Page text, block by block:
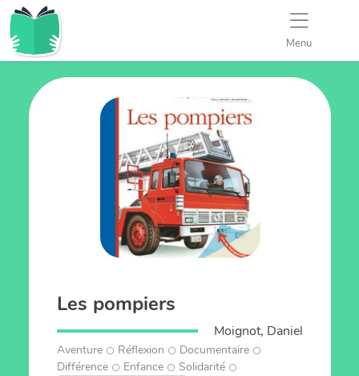
Menu
Les pompiers
Moignot, Daniel
Aventure Réflexion
Documentaire
Différence
Enfance Solidarité